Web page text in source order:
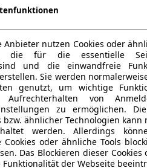
Anbieter nutzen Cookies oder
die für die essentielle
und die einwandfreie
Sie werden
genutzt, um wichtige
von
zu ermöglichen.
bzw. ähnlicher Technologien kann
werden. Allerdings
Cookies oder ähnliche Tools
Das Blockieren dieser
Funktionalität der Webseite
Kombi
Modell -
inkl.